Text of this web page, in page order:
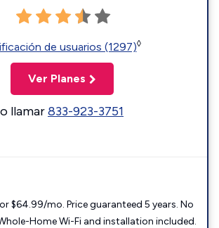
de usuarios (1297)◊
Ver Planes
o llamar833-923-3751
$64.99/mo. Price guaranteed 5 years. No
Home Wi-Fi and installation included.